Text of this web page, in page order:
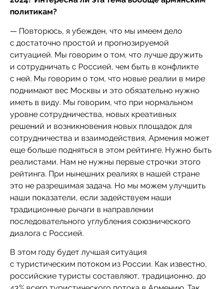
политикам?
— Повторюсь, я убежден, что мы имеем дело
с достаточно простой и прогнозируемой
ситуацией. Мы говорим о том, что лучше дружить
и сотрудничать с Россией, чем быть в конфликте
с ней. Мы говорим о том, что новые реалии в мире
поднимают вес Москвы и это обязательно нужно
иметь в виду. Мы говорим, что при нормальном
уровне сотрудничества, новых креативных
решений и возникновения новых площадок для
сотрудничества и взаимодействия, Армения может
еще больше подняться в этом рейтинге. Нужно быть
реалистами. Нам не нужны первые строчки этого
рейтинга. При нынешних реалиях в нашей стране
это не разрешимая задача. Но мы можем улучшить
наши показатели, если задействуем наши
традиционные рычаги в направлении
последовательного углубления союзнического
диалога с Россией.
В этом году будет лучшая ситуация
с туристическим потоком из России. Как известно,
российские туристы составляют, традиционно, до